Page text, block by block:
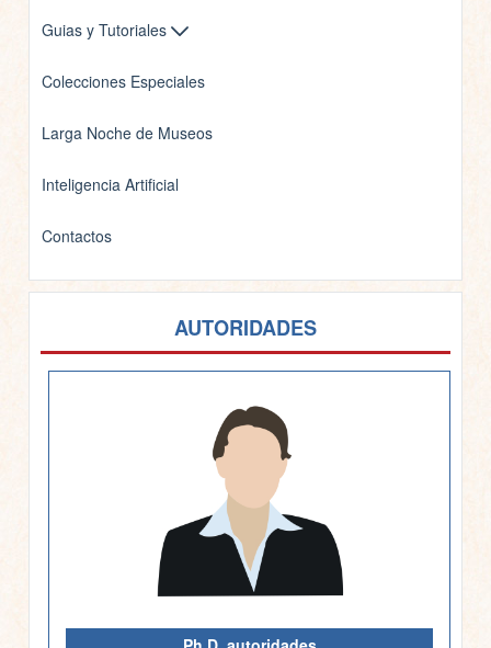
Guias y Tutoriales
Colecciones Especiales
Larga Noche de Museos
Inteligencia Artificial
Contactos
AUTORIDADES